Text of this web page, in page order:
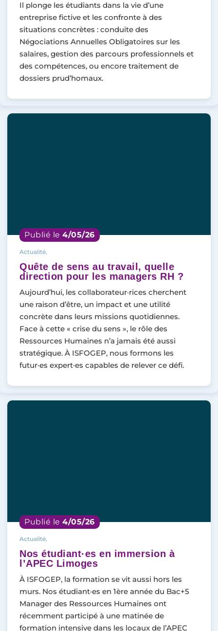
Il plonge les étudiants dans la vie d’une
entreprise fictive et les confronte à des
situations concrètes : conduite des
Négociations Annuelles Obligatoires sur les
salaires, gestion des parcours professionnels et
des compétences, ou encore traitement de
dossiers prud’homaux.
Publié le 4/05/26
Actualité,
Quête de sens au travail, quelle
direction pour les managers RH ?
Aujourd’hui, les collaborateur·rices cherchent
une raison d’être, un impact et une utilité
concrète dans leurs missions quotidiennes.
Face à cette « crise du sens », le rôle des
Ressources Humaines n’a jamais été aussi
stratégique. À ISFOGEP, nous formons les
futur·es expert·es capables de relever ce défi.
Publié le 4/05/26
Actualité,
Nos étudiant·es en immersion à
l’APEC Limoges
À ISFOGEP, la formation se vit aussi hors les
murs. Nos étudiant·es en 1ère année du Bac+5
Manager des Ressources Humaines ont
récemment participé à une matinée de
formation intensive dans les locaux de l’APEC